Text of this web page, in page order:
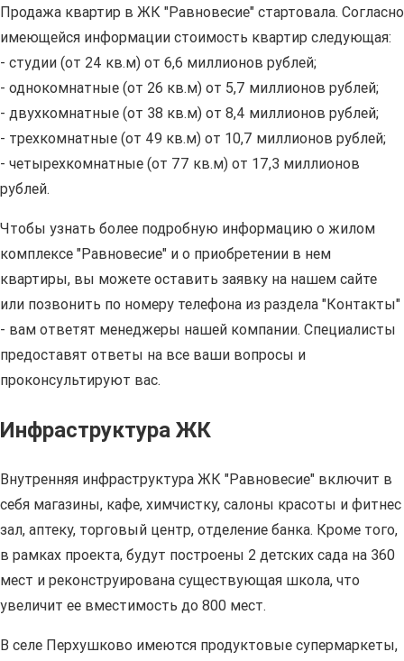
Продажа квартир в ЖК "Равновесие" стартовала. Согласно
имеющейся информации стоимость квартир следующая:
- студии (от 24 кв.м) от 6,6 миллионов рублей;
- однокомнатные (от 26 кв.м) от 5,7 миллионов рублей;
- двухкомнатные (от 38 кв.м) от 8,4 миллионов рублей;
- трехкомнатные (от 49 кв.м) от 10,7 миллионов рублей;
- четырехкомнатные (от 77 кв.м) от 17,3 миллионов
рублей.
Чтобы узнать более подробную информацию о жилом
комплексе "Равновесие" и о приобретении в нем
квартиры, вы можете оставить заявку на нашем сайте
или позвонить по номеру телефона из раздела "Контакты"
- вам ответят менеджеры нашей компании. Специалисты
предоставят ответы на все ваши вопросы и
проконсультируют вас.
Инфраструктура ЖК
Внутренняя инфраструктура ЖК "Равновесие" включит в
себя магазины, кафе, химчистку, салоны красоты и фитнес
зал, аптеку, торговый центр, отделение банка. Кроме того,
в рамках проекта, будут построены 2 детских сада на 360
мест и реконструирована существующая школа, что
увеличит ее вместимость до 800 мест.
В селе Перхушково имеются продуктовые супермаркеты,